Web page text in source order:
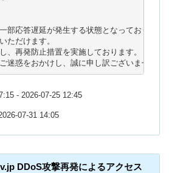
部応答遅延が発生する状態となっておりまし
ただけます。
、再発防止措置を実施しております。
迷惑をおかけし、誠に申し訳ございませんで
- 2026-07-25 12:45
07-31 14:05
DDoS攻撃再発によるアクセス